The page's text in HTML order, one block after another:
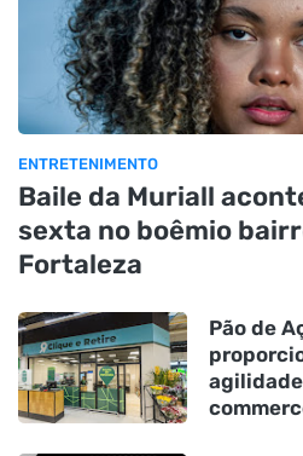
ENTRETENIMENTO
Baile da Muriall
sexta no boêmio
Fortaleza
Pão de